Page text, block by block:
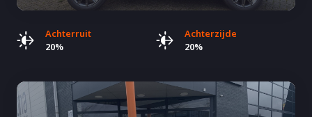
Achterruit
20%
Achterzijde
20%